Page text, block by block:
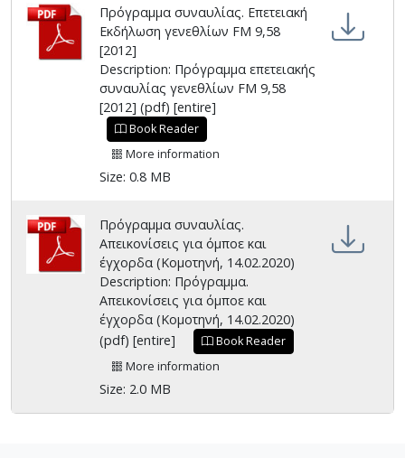
Πρόγραμμα συναυλίας. Επετειακή
Εκδήλωση γενεθλίων FM 9,58
[2012]
Description: Πρόγραμμα επετειακής
συναυλίας γενεθλίων FM 9,58
[2012] (pdf) [entire]
Book Reader
More information
Size: 0.8 MB
Πρόγραμμα συναυλίας.
Απεικονίσεις για όμποε και
έγχορδα (Κομοτηνή, 14.02.2020)
Description: Πρόγραμμα.
Απεικονίσεις για όμποε και
έγχορδα (Κομοτηνή, 14.02.2020)
(pdf) [entire]
Book Reader
More information
Size: 2.0 MB